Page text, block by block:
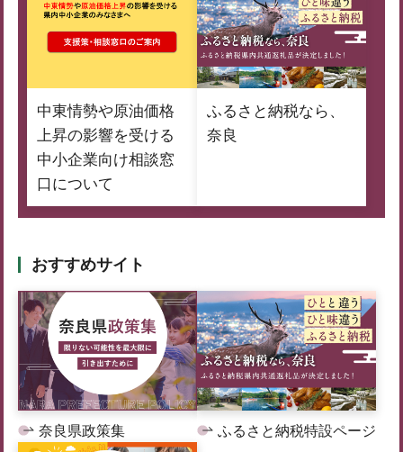
中東情勢や原油価格
上昇の影響を受ける
中小企業向け相談窓
口について
ふるさと納税なら、
奈良
おすすめサイト
奈良県政策集 ふるさと納税特設ページ